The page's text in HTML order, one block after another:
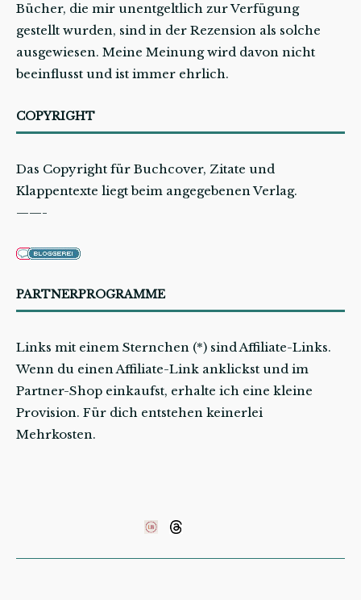
Bücher, die mir unentgeltlich zur Verfügung
gestellt wurden, sind in der Rezension als solche
ausgewiesen. Meine Meinung wird davon nicht
beeinflusst und ist immer ehrlich.
COPYRIGHT
Das Copyright für Buchcover, Zitate und
Klappentexte liegt beim angegebenen Verlag.
——-
PARTNERPROGRAMME
Links mit einem Sternchen (*) sind Affiliate-Links.
Wenn du einen Affiliate-Link anklickst und im
Partner-Shop einkaufst, erhalte ich eine kleine
Provision. Für dich entstehen keinerlei
Mehrkosten.